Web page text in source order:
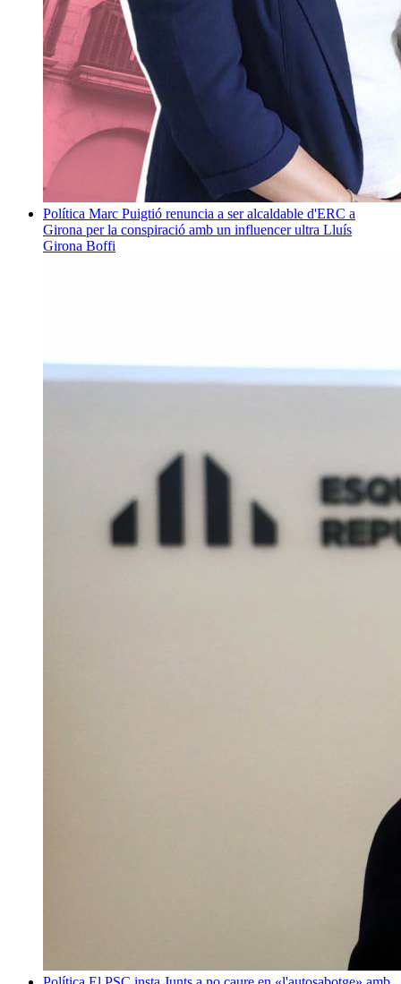
Política Marc Puigtió renuncia a ser alcaldable d'ERC a
Girona per la conspiració amb un influencer ultra Lluís
Girona Boffi